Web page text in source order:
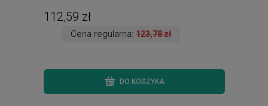
112,59 zł
Cena regularna:123,78 zł
DO KOSZYKA